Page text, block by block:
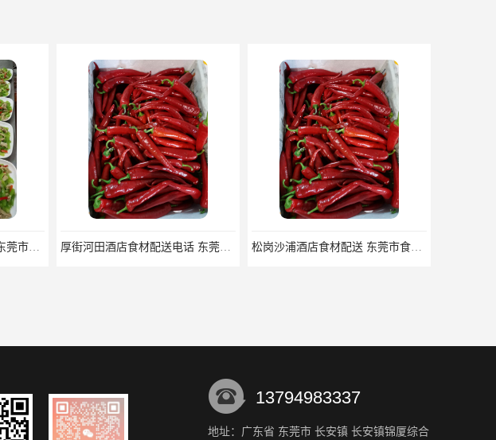
石岩镇工厂食堂承包电话 东莞市食安膳食管理服务有限公司 厚街河田酒店食材配送电话 东莞市食安膳食管理服务有限公司 松岗沙浦酒店食材配送 东莞市食安膳食管理服务有限公司
13794983337
地址：广东省 东莞市 长安镇 长安镇锦厦综合